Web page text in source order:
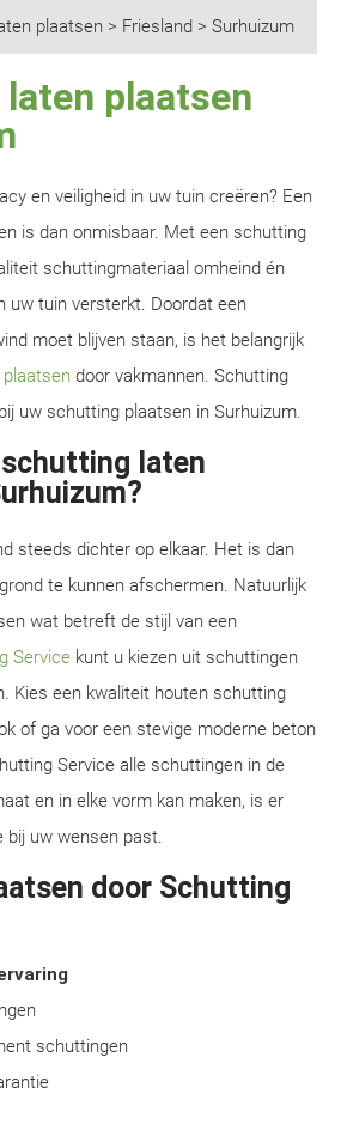
plaatsen > Friesland > Surhuizum
plaatsen
en veiligheid in uw tuin creëren? Een
is dan onmisbaar. Met een schutting
schuttingmateriaal omheind én
uw tuin versterkt. Doordat een
moet blijven staan, is het belangrijk
door vakmannen. Schutting
uw schutting plaatsen in Surhuizum.
laten
steeds dichter op elkaar. Het is dan
te kunnen afschermen. Natuurlijk
wat betreft de stijl van een
Service kunt u kiezen uit schuttingen
Kies een kwaliteit houten schutting
of ga voor een stevige moderne beton
Service alle schuttingen in de
en in elke vorm kan maken, is er
bij uw wensen past.
door Schutting
schuttingen